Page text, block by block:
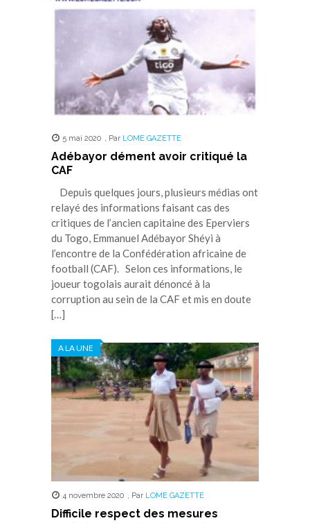
5 mai 2020 , Par LOME GAZETTE
Adébayor dément avoir critiqué la
CAF
Depuis quelques jours, plusieurs médias ont
relayé des informations faisant cas des
critiques de l’ancien capitaine des Eperviers
du Togo, Emmanuel Adébayor Shéyi à
l’encontre de la Confédération africaine de
football (CAF). Selon ces informations, le
joueur togolais aurait dénoncé à la
corruption au sein de la CAF et mis en doute
[…]
A LA UNE
4 novembre 2020 , Par LOME GAZETTE
Difficile respect des mesures